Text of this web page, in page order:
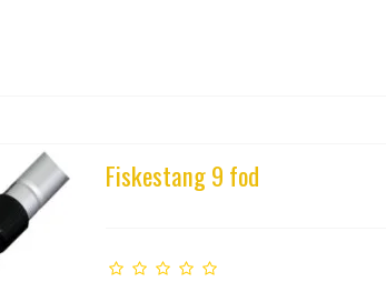
Fiskestang 9 fod